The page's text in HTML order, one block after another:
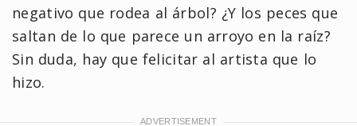
negativo que rodea al árbol? ¿Y los peces que
saltan de lo que parece un arroyo en la raíz?
Sin duda, hay que felicitar al artista que lo
hizo.